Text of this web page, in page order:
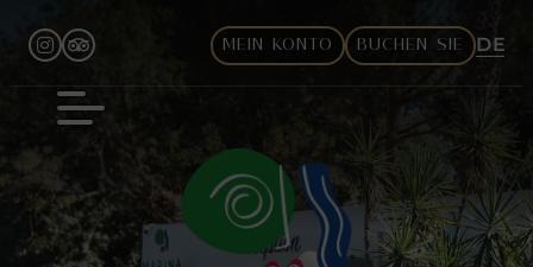
MEIN KONTO BUCHEN SIE DE